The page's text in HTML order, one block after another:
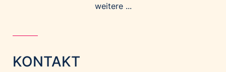
weitere ...
KONTAKT